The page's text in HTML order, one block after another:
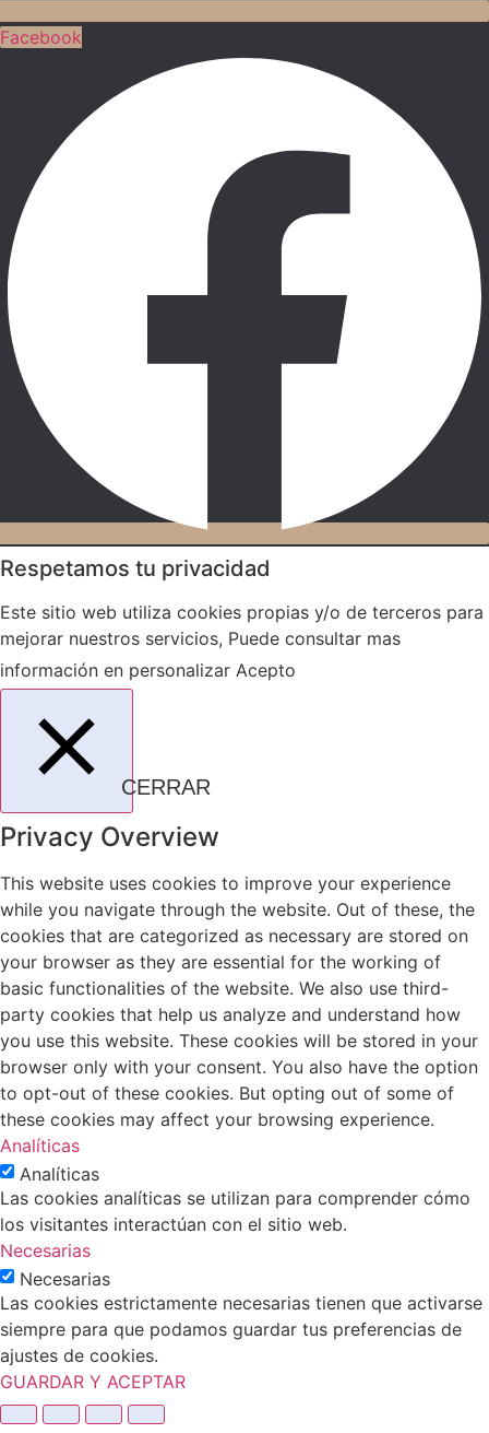
Facebook
Respetamos tu privacidad
Este sitio web utiliza cookies propias y/o de terceros para
mejorar nuestros servicios, Puede consultar mas
información en personalizar Acepto
CERRAR
Privacy Overview
This website uses cookies to improve your experience
while you navigate through the website. Out of these, the
cookies that are categorized as necessary are stored on
your browser as they are essential for the working of
basic functionalities of the website. We also use third-
party cookies that help us analyze and understand how
you use this website. These cookies will be stored in your
browser only with your consent. You also have the option
to opt-out of these cookies. But opting out of some of
these cookies may affect your browsing experience.
Analíticas
Analíticas
Las cookies analíticas se utilizan para comprender cómo
los visitantes interactúan con el sitio web.
Necesarias
Necesarias
Las cookies estrictamente necesarias tienen que activarse
siempre para que podamos guardar tus preferencias de
ajustes de cookies.
GUARDAR Y ACEPTAR